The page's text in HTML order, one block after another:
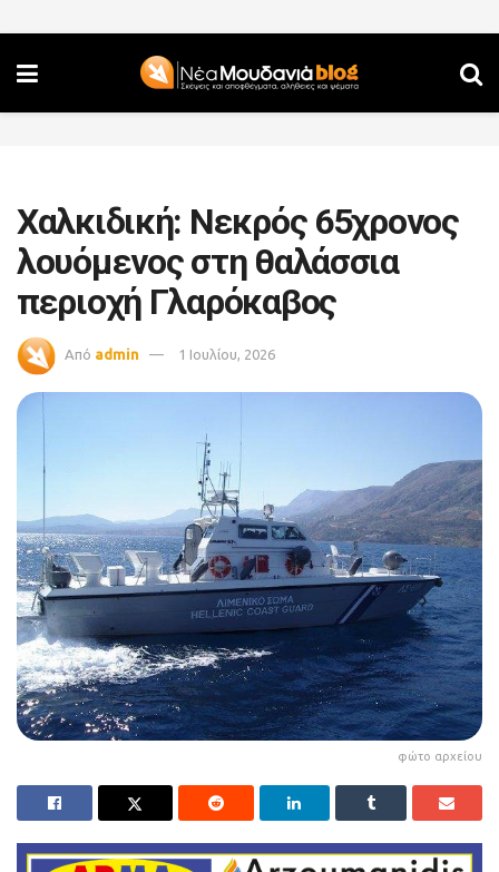
Χαλκιδική: Νεκρός 65χρονος
λουόμενος στη θαλάσσια
περιοχή Γλαρόκαβος
Από admin 1 Ιουλίου, 2026
φώτο αρχείου